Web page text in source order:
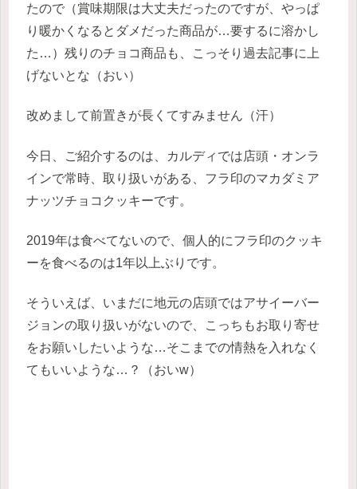
たので（賞味期限は大丈夫だったのですが、やっぱ
り暖かくなるとダメだった商品が…要するに溶かし
た…）残りのチョコ商品も、こっそり過去記事に上
げないとな（おい）
改めまして前置きが長くてすみません（汗）
今日、ご紹介するのは、カルディでは店頭・オンラ
インで常時、取り扱いがある、フラ印のマカダミア
ナッツチョコクッキーです。
2019年は食べてないので、個人的にフラ印のクッキ
ーを食べるのは1年以上ぶりです。
そういえば、いまだに地元の店頭ではアサイーバー
ジョンの取り扱いがないので、こっちもお取り寄せ
をお願いしたいような…そこまでの情熱を入れなく
てもいいような…？（おいw）